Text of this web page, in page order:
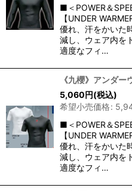
■＜POWER＆
【UNDER
優れ、汗をかいた
減し、ウェア内を
適度なフィ…
《九櫻》アンダ
5,060円(税込)
希望小売価格:
■＜POWER＆
【UNDER
優れ、汗をかいた
減し、ウェア内を
適度なフィ…